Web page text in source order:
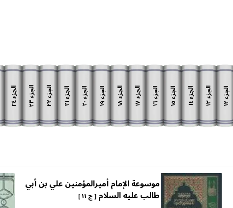
الجزء
١٢
الجزء
١٣
الجزء
١٤
الجزء
١٥
الجزء
١٦
الجزء
١٧
الجزء
١٨
الجزء
١٩
الجزء
٢٠
الجزء
٢١
الجزء
٢٢
الجزء
٢٣
الجزء
٢٤
موسوعة الإمام أميرالمؤمنين علي بن أبي
طالب عليه السلام[ ج ١١ ]